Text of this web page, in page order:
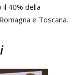
40% della
e Toscana.